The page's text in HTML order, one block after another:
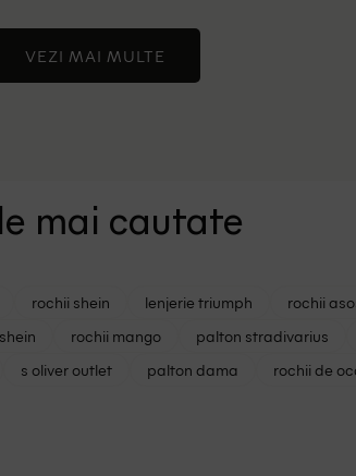
VEZI MAI MULTE
mai cautate
rochii shein lenjerie triumph rochii
rochii mango palton stradivarius
s oliver outlet palton dama rochii de